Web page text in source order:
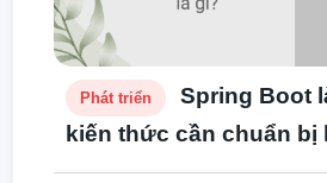
Phát triển
Spring Boot
kiến thức cần chuẩn bị
Spring Boot